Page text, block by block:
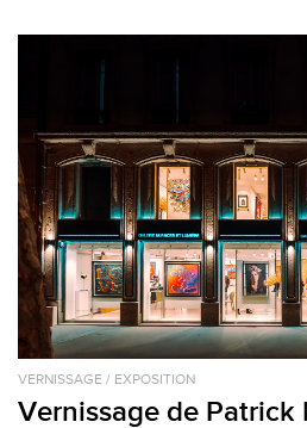
VERNISSAGE / EXPOSITION
Vernissage de Patrick